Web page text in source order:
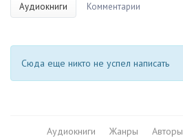
Аудиокниги Комментарии
Сюда еще никто не успел написать
Аудиокниги Жанры Авторы